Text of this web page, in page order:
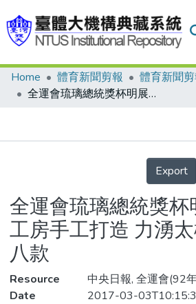
Communities & Collections
Statistics
Home 體育新聞剪報
體育新聞
全運會琉璃總統獎杯明展出 琉璃工房手工打造 力湧太極系列一共八款
Details
Export
全運會琉璃總統獎杯
工房手工打造 力湧
八款
Resource
中央日報, 全運會(92
Date
2017-03-